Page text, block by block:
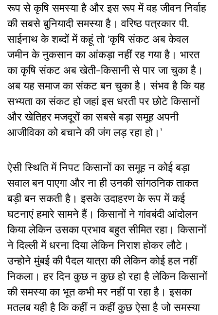
रूप से कृषि समस्या है और इस रूप में वह जीवन निर्वाह
की सबसे बुनियादी समस्या है। वरिष्ठ पत्रकार पी.
साईनाथ के शब्दों में कहूं तो ‘कृषि संकट अब केवल
जमीन के नुकसान का आंकड़ा नहीं रह गया है। भारत
का कृषि संकट अब खेती-किसानी से पार जा चुका है।
अब यह समाज का संकट बन चुका है। संभव है कि यह
सभ्यता का संकट हो जहां इस धरती पर छोटे किसानों
और खेतिहर मजदूरों का सबसे बड़ा समूह अपनी
आजीविका को बचाने की जंग लड़ रहा हो।’
ऐसी स्थिति में निपट किसानों का समूह न कोई बड़ा
सवाल बन पाएगा और ना ही उनकी सांगठनिक ताकत
बड़ी बन सकती है। इसके उदाहरण के रूप में कई
घटनाएं हमारे सामने हैं। किसानों ने गांवबंदी आंदोलन
किया लेकिन उसका प्रभाव बहुत सीमित रहा। किसानों
ने दिल्ली में धरना दिया लेकिन निराश होकर लौटे।
उन्होने मुंबई की पैदल यात्रा की लेकिन कोई हल नहीं
निकला। हर दिन कुछ न कुछ हो रहा है लेकिन किसानों
की समस्या का भूत कभी मर नहीं पा रहा है। इसका
मतलब यही है कि कहीं न कहीं कुछ ऐसा है जो समस्या